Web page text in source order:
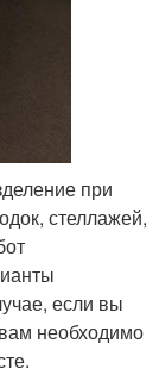
при
стеллажей,
если вы
необходимо